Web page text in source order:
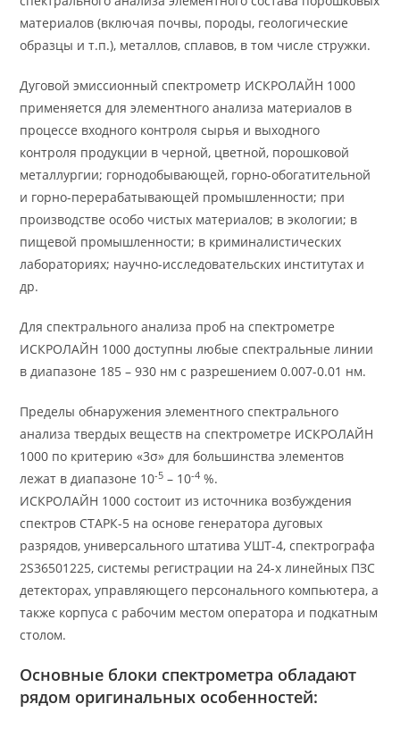
материалов (включая почвы, породы, геологические
образцы и т.п.), металлов, сплавов, в том числе стружки.
Дуговой эмиссионный спектрометр ИСКРОЛАЙН 1000
применяется для элементного анализа материалов в
процессе входного контроля сырья и выходного
контроля продукции в черной, цветной, порошковой
металлургии; горнодобывающей, горно-обогатительной
и горно-перерабатывающей промышленности; при
производстве особо чистых материалов; в экологии; в
пищевой промышленности; в криминалистических
лабораториях; научно-исследовательских институтах и
др.
Для спектрального анализа проб на спектрометре
ИСКРОЛАЙН 1000 доступны любые спектральные линии
в диапазоне 185 – 930 нм с разрешением 0.007-0.01 нм.
Пределы обнаружения элементного спектрального
анализа твердых веществ на спектрометре ИСКРОЛАЙН
1000 по критерию «3σ» для большинства элементов
лежат в диапазоне 10-5 – 10-4 %.
ИСКРОЛАЙН 1000 состоит из источника возбуждения
спектров СТАРК-5 на основе генератора дуговых
разрядов, универсального штатива УШТ-4, спектрографа
2S36501225, системы регистрации на 24-х линейных ПЗС
детекторах, управляющего персонального компьютера, а
также корпуса с рабочим местом оператора и подкатным
столом.
Основные блоки спектрометра обладают
рядом оригинальных особенностей: